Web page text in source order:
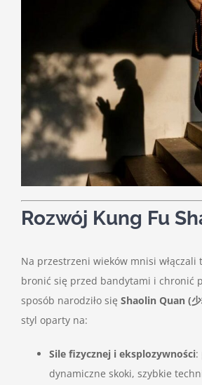
Rozwój Kung Fu
Na przestrzeni wieków mnisi włączali
bronić się przed bandytami i chronić
sposób narodziło się Shaolin Quan (
styl oparty na:
Sile fizycznej i eksplozywności:
dynamiczne skoki, szybkie